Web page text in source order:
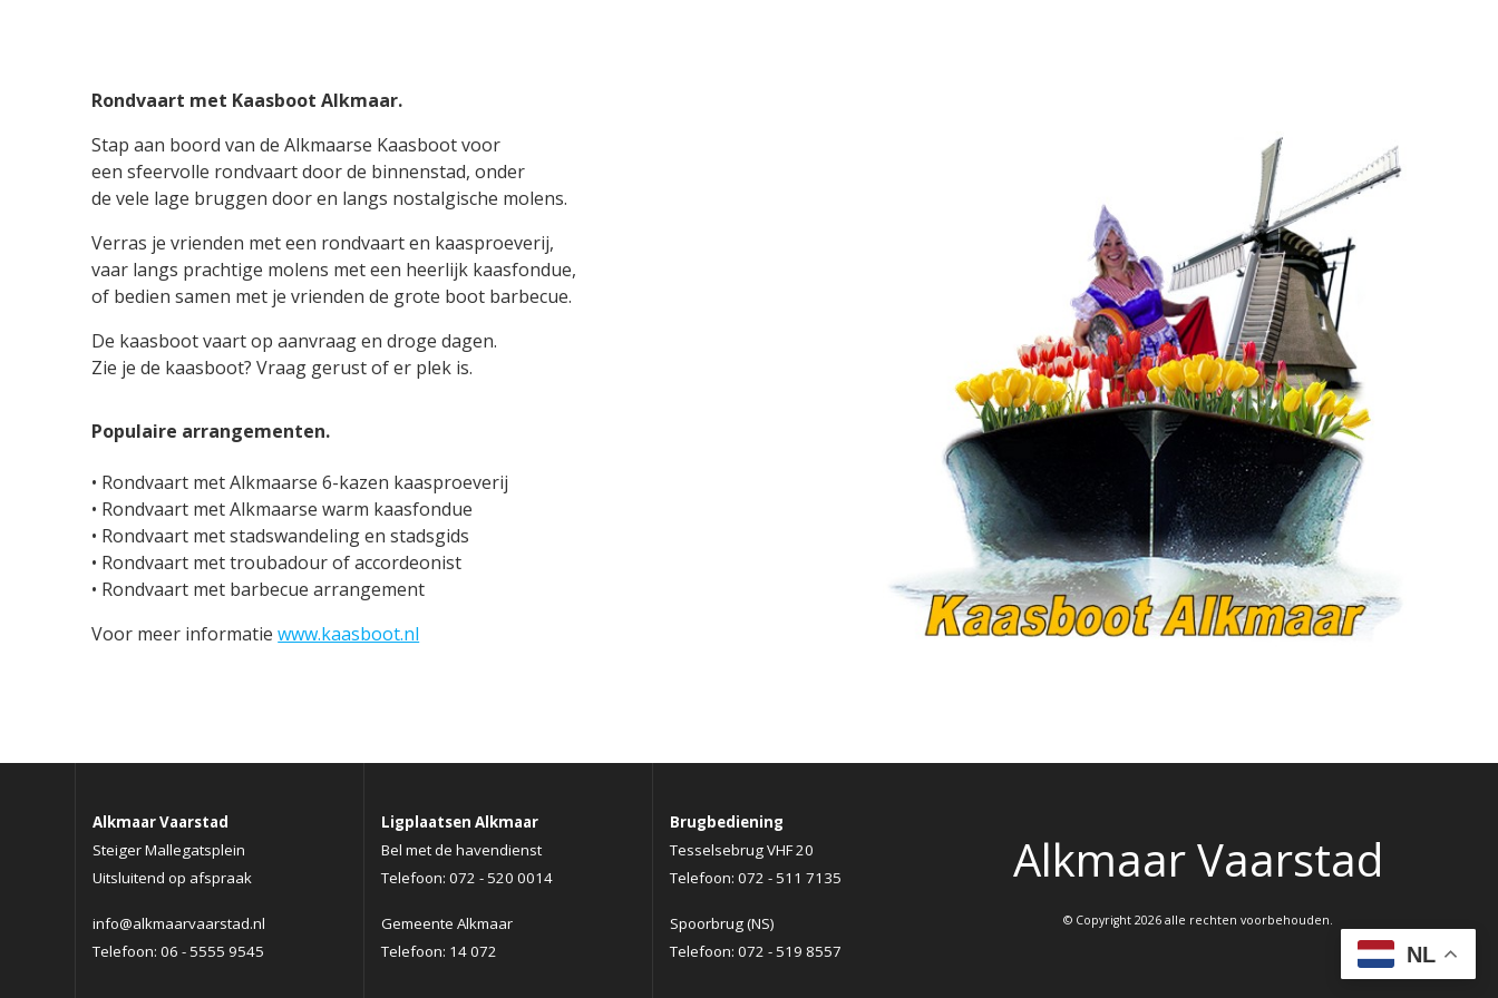
Rondvaart met Kaasboot Alkmaar.
Stap aan boord van de Alkmaarse Kaasboot voor
een sfeervolle rondvaart door de binnenstad, onder
de vele lage bruggen door en langs nostalgische molens.
Verras je vrienden met een rondvaart en kaasproeverij,
vaar langs prachtige molens met een heerlijk kaasfondue,
of bedien samen met je vrienden de grote boot barbecue.
De kaasboot vaart op aanvraag en droge dagen.
Zie je de kaasboot? Vraag gerust of er plek is.
Populaire arrangementen.
• Rondvaart met Alkmaarse 6-kazen kaasproeverij
• Rondvaart met Alkmaarse warm kaasfondue
• Rondvaart met stadswandeling en stadsgids
• Rondvaart met troubadour of accordeonist
• Rondvaart met barbecue arrangement
Voor meer informatiewww.kaasboot.nl
Alkmaar Vaarstad
Steiger Mallegatsplein
Uitsluitend op afspraak
info@alkmaarvaarstad.nl
Telefoon: 06 - 5555 9545
Ligplaatsen Alkmaar
Bel met de havendienst
Telefoon: 072 - 520 0014
Gemeente Alkmaar
Telefoon: 14 072
Brugbediening
Tesselsebrug VHF 20
Telefoon: 072 - 511 7135
Spoorbrug (NS)
Telefoon: 072 - 519 8557
Alkmaar Vaarstad
© Copyright 2026 alle rechten voorbehouden.
NL